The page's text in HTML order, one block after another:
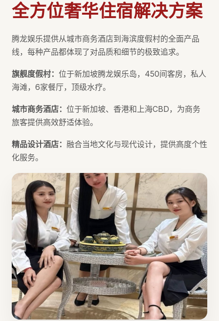
全方位奢华住宿解决方案
腾龙娱乐提供从城市商务酒店到海滨度假村的全面产品
线，每种产品都体现了对品质和细节的极致追求。
旗舰度假村： 位于新加坡腾龙娱乐岛，450间客房，私人
海滩，6家餐厅，顶级水疗。
城市商务酒店： 位于新加坡、香港和上海CBD，为商务
旅客提供高效舒适体验。
精品设计酒店： 融合当地文化与现代设计，提供高度个性
化服务。